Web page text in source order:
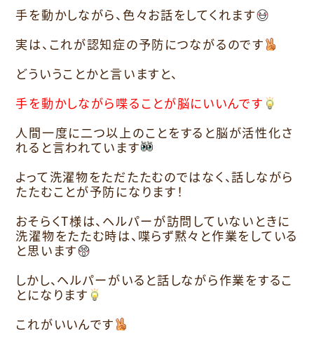
手を動かしながら、色々お話をしてくれます
実は、これが認知症の予防につながるのです
どういうことかと言いますと、
手を動かしながら喋ることが脳にいいんです
人間一度に二つ以上のことをすると脳が活性化さ
れると言われています
よって洗濯物をただたたむのではなく、話しながら
たたむことが予防になります！
おそらくT様は、ヘルパーが訪問していないときに
洗濯物をたたむ時は、喋らず黙々と作業をしている
と思います
しかし、ヘルパーがいると話しながら作業をするこ
とになります
これがいいんです